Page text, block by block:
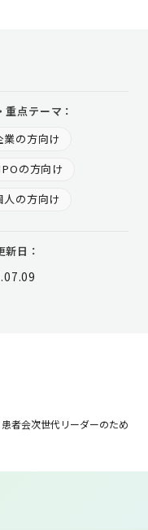
重点テーマ：
業の方向け
の方向け
人の方向け
新日：
者会次世代リーダーのため